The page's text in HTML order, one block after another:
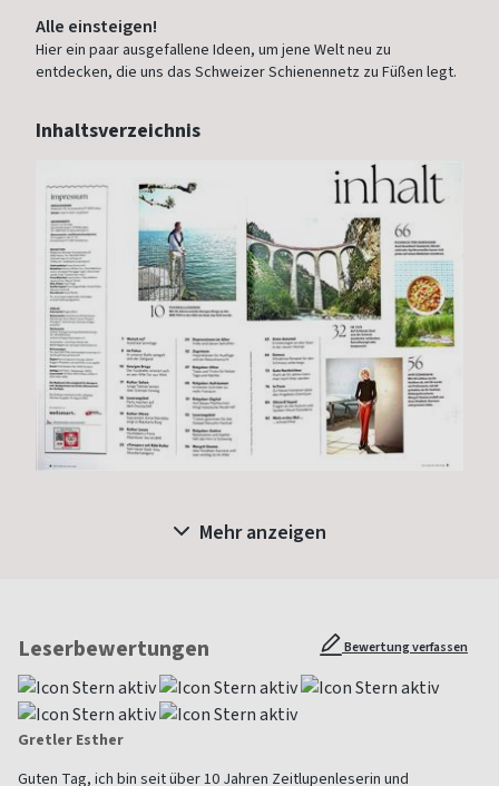
Alle einsteigen!
Hier ein paar ausgefallene Ideen, um jene Welt neu zu
entdecken, die uns das Schweizer Schienennetz zu Füßen legt.
Inhaltsverzeichnis
Mehr anzeigen
Leserbewertungen Bewertung verfassen
Gretler Esther
Guten Tag, ich bin seit über 10 Jahren Zeitlupenleserin und